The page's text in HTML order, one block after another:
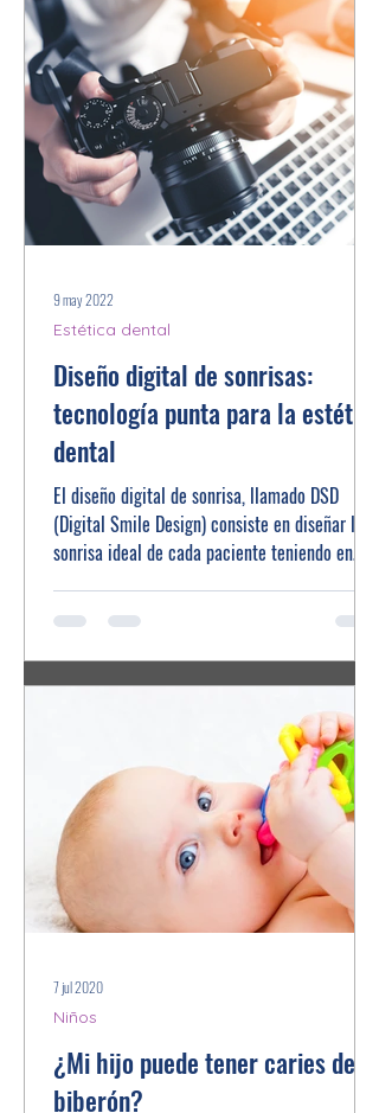
Diseño digital de sonrisas:
tecnología punta para la estética
dental
El diseño digital de sonrisa, llamado DSD
(Digital Smile Design) consiste en diseñar la
sonrisa ideal de cada paciente teniendo en
Estética dental
9 may 2022
¿Mi hijo puede tener caries del
biberón?
Niños
7 jul 2020